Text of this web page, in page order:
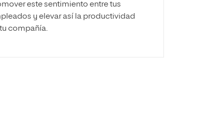
este sentimiento entre tus
y elevar así la productividad
compañía.